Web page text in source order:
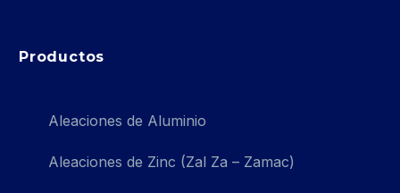
Productos
Aleaciones de Aluminio
Aleaciones de Zinc (Zal Za – Zamac)